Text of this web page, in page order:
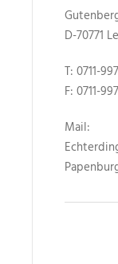
D-70771
T: 0711-
F: 0711-